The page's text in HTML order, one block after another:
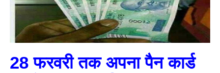
28 फरवरी तक अपना पैन कार्ड